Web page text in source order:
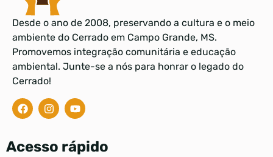
Desde o ano de 2008, preservando a cultura e o meio
ambiente do Cerrado em Campo Grande, MS.
Promovemos integração comunitária e educação
ambiental. Junte-se a nós para honrar o legado do
Cerrado!
Acesso rápido